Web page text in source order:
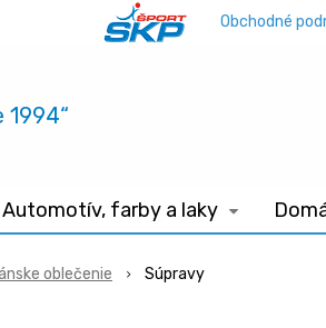
1994“
Obchodné
Automotív, farby a laky
oblečenie Súpravy